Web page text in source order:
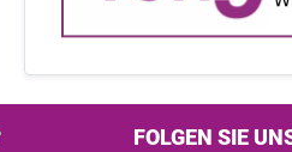
FOLGEN SIE